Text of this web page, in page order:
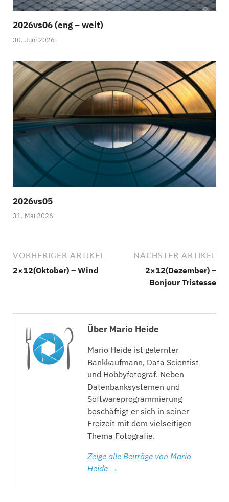
2026vs06 (eng – weit)
30. Juni 2026
2026vs05
31. Mai 2026
VORHERIGER ARTIKEL
2×12(Oktober) – Wind
NÄCHSTER ARTIKEL
2×12(Dezember) –
Bonjour Tristesse
Über Mario Heide
Mario Heide ist gelernter
Bankkaufmann, Data Scientist
und Hobbyfotograf. Neben
Datenbanksystemen und
Softwareprogrammierung
beschäftigt er sich in seiner
Freizeit mit dem vielseitigen
Thema Fotografie.
Zeige alle Beiträge von Mario
Heide →